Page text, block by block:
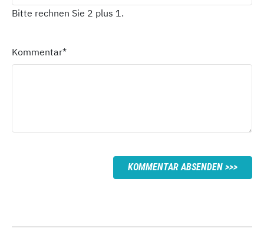
Bitte rechnen Sie 2 plus 1.
Kommentar*
KOMMENTAR ABSENDEN